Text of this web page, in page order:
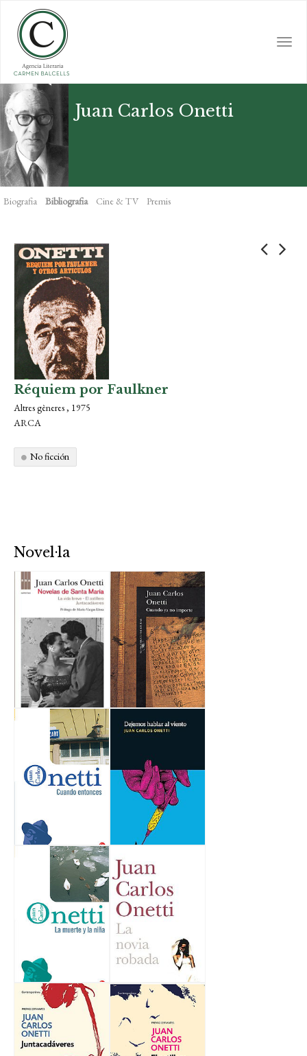
main
content
Juan Carlos Onetti
Biografia Bibliografia Cine & TV Premis
Réquiem por Faulkner
Altres gèneres , 1975
ARCA
No ficción
Novel·la